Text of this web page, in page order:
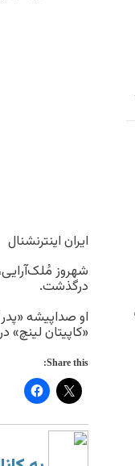
ایران اینترنشنال
شهروز
درگذشت.
او صداپیشه
«کاپیتان لینچ»
Share this: